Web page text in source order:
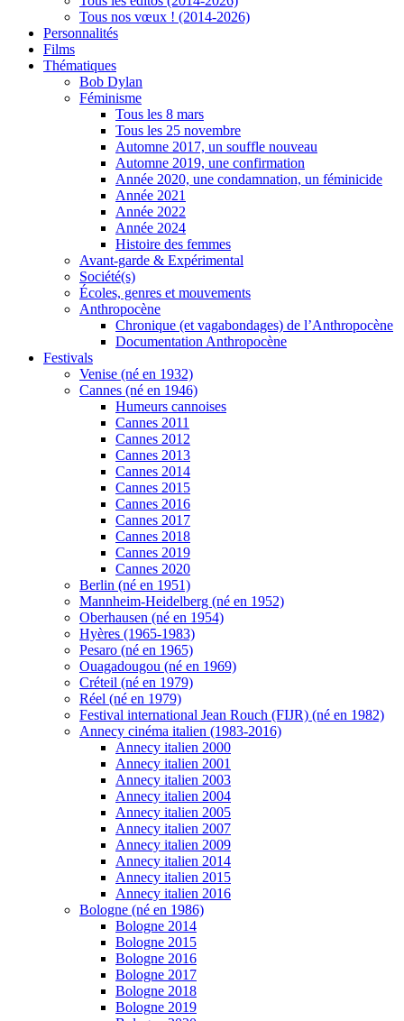
Tous nos vœux ! (2014-2026)
Personnalités
Films
Thématiques
Bob Dylan
Féminisme
Tous les 8 mars
Tous les 25 novembre
Automne 2017, un souffle nouveau
Automne 2019, une confirmation
Année 2020, une condamnation, un féminicide
Année 2021
Année 2022
Année 2024
Histoire des femmes
Avant-garde & Expérimental
Société(s)
Écoles, genres et mouvements
Anthropocène
Chronique (et vagabondages) de l’Anthropocène
Documentation Anthropocène
Festivals
Venise (né en 1932)
Cannes (né en 1946)
Humeurs cannoises
Cannes 2011
Cannes 2012
Cannes 2013
Cannes 2014
Cannes 2015
Cannes 2016
Cannes 2017
Cannes 2018
Cannes 2019
Cannes 2020
Berlin (né en 1951)
Mannheim-Heidelberg (né en 1952)
Oberhausen (né en 1954)
Hyères (1965-1983)
Pesaro (né en 1965)
Ouagadougou (né en 1969)
Créteil (né en 1979)
Réel (né en 1979)
Festival international Jean Rouch (FIJR) (né en 1982)
Annecy cinéma italien (1983-2016)
Annecy italien 2000
Annecy italien 2001
Annecy italien 2003
Annecy italien 2004
Annecy italien 2005
Annecy italien 2007
Annecy italien 2009
Annecy italien 2014
Annecy italien 2015
Annecy italien 2016
Bologne (né en 1986)
Bologne 2014
Bologne 2015
Bologne 2016
Bologne 2017
Bologne 2018
Bologne 2019